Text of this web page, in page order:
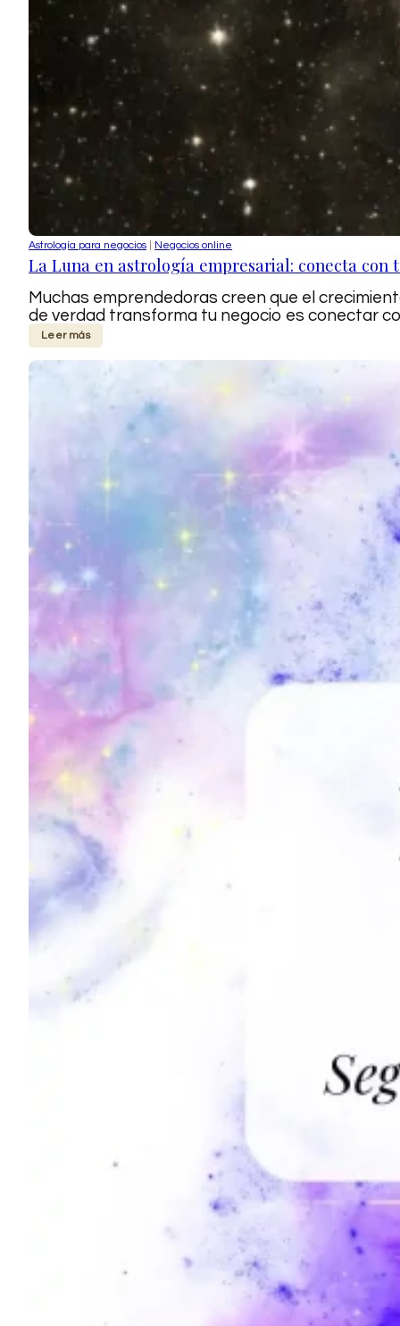
Astrología para negocios Negocios online
La Luna en astrología empresarial: conecta con
Muchas emprendedoras creen que el
de verdad transforma tu negocio es conectar
Leer más